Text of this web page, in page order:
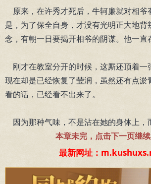
原来，在许秀才死后，牛轲廉就对相爷
是，为了保全自身，才没有光明正大地背
念，有朝一日要揭开相爷的阴谋。他一直
刚才在教室分开的时候，这厮还顶着一
现在却是已经恢复了莹润，虽然还有点淤
看的话，已经看不出来了。
因为那种气味，不是沾在她的身体上，
本章未完，点击下一页继
最新网址：